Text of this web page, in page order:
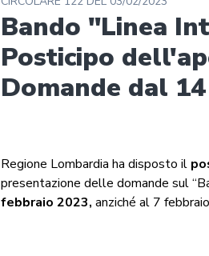
Bando "Linea
Posticipo
Domande dal
Regione Lombardia ha disposto il
presentazione delle domande sul
febbraio 2023, anziché al 7